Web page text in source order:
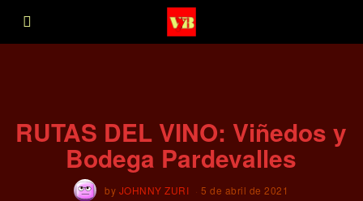
RUTAS DEL VINO: Viñedos y
Bodega Pardevalles
by JOHNNY ZURI
5 de abril de 2021